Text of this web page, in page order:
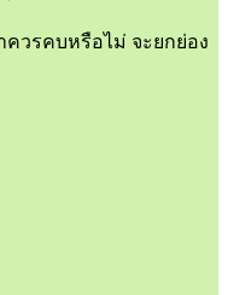
วรคบหรือไม่ จะยกย่อง